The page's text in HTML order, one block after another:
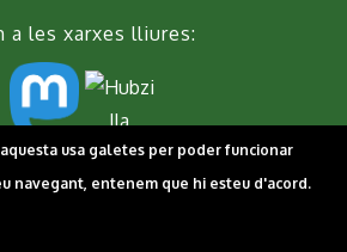
a les xarxes lliures:
Cookies Política de privacitat
usa galetes per poder funcionar
navegant, entenem que hi esteu d'acord.